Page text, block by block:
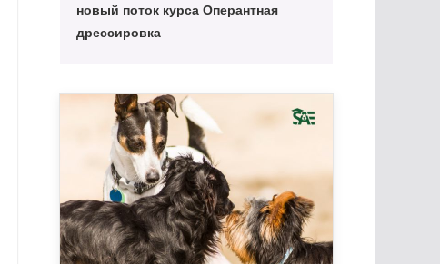
новый поток курса Оперантная
дрессировка